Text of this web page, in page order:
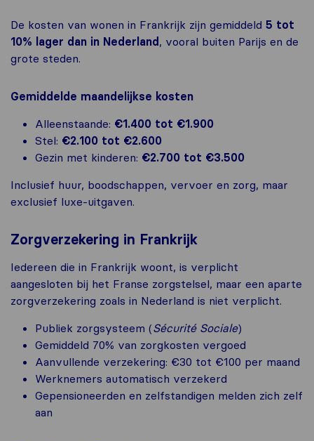
De kosten van wonen in Frankrijk zijn gemiddeld 5 tot
10% lager dan in Nederland , vooral buiten Parijs en de
grote steden.
Gemiddelde maandelijkse kosten
Alleenstaande: €1.400 tot €1.900
Stel: €2.100 tot €2.600
Gezin met kinderen: €2.700 tot €3.500
Inclusief huur, boodschappen, vervoer en zorg, maar
exclusief luxe-uitgaven.
Zorgverzekering in Frankrijk
Iedereen die in Frankrijk woont, is verplicht
aangesloten bij het Franse zorgstelsel, maar een aparte
zorgverzekering zoals in Nederland is niet verplicht.
Publiek zorgsysteem (Sécurité Sociale)
Gemiddeld 70% van zorgkosten vergoed
Aanvullende verzekering: €30 tot €100 per maand
Werknemers automatisch verzekerd
Gepensioneerden en zelfstandigen melden zich zelf
aan